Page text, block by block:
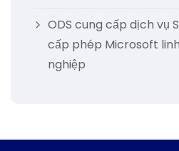
ODS cung cấp dịch vụ
cấp phép Microsoft
nghiệp